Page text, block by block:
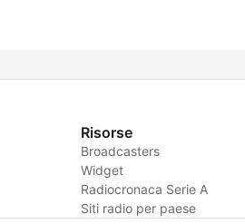
Risorse
Broadcasters
Widget
Radiocronaca Serie A
Siti radio per paese